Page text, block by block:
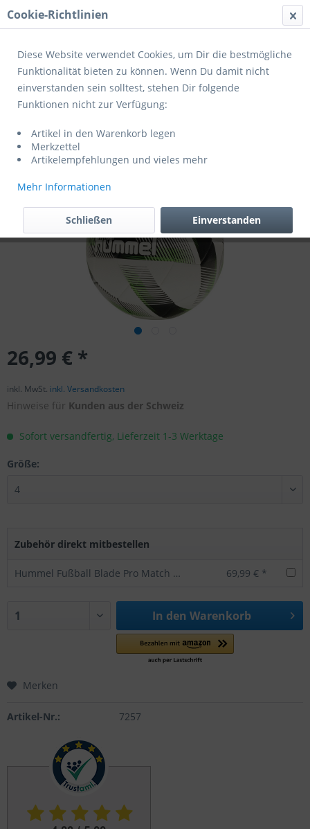
Menü
Übersicht Trainingsbälle
Trainingsball
26,99 € *
inkl. MwSt. inkl. Versandkosten
Hinweise für Kunden aus der Schweiz
Sofort versandfertig, Lieferzeit 1-3 Werktage
Größe:
Zubehör direkt mitbestellen
Hummel Fußball Blade Pro Match Wettspielball Gr. 5 69,99 € *
In den Warenkorb
Merken
Artikel-Nr.: 7257
Cookie-Richtlinien
Diese Website verwendet Cookies, um Dir die bestmögliche
Funktionalität bieten zu können. Wenn Du damit nicht
einverstanden sein solltest, stehen Dir folgende
Funktionen nicht zur Verfügung:
Artikel in den Warenkorb legen
Merkzettel
Artikelempfehlungen und vieles mehr
Mehr Informationen
Einverstanden
Schließen